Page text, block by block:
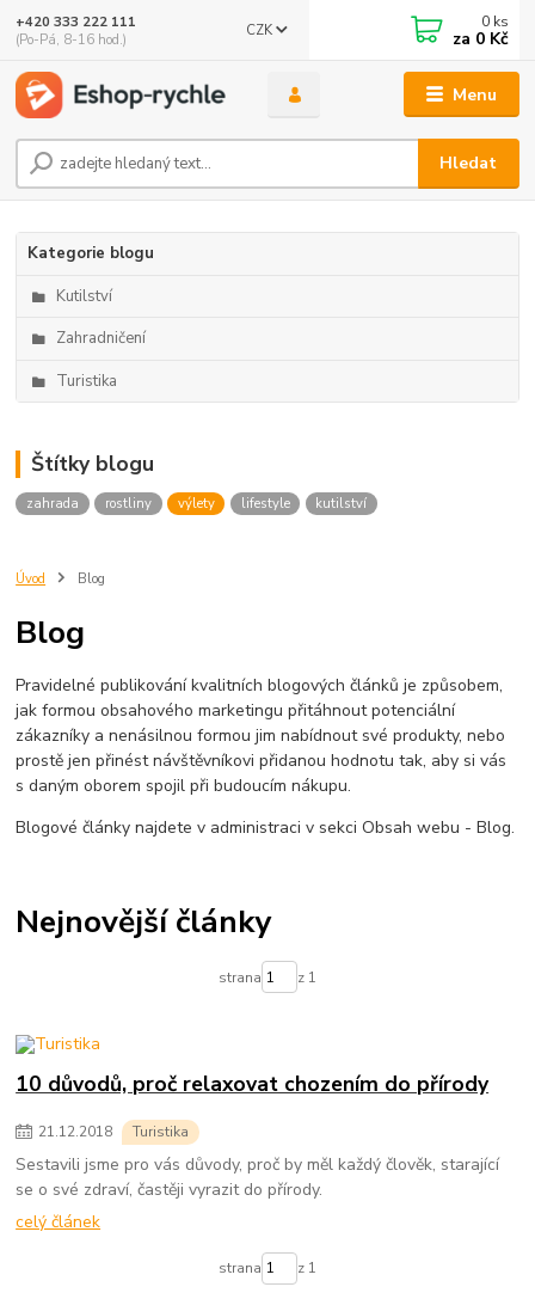
Menu
CZK
Hledat
+420 333 222 111
(Po-Pá, 8-16 hod.)
0 ks
za 0 Kč
Kategorie blogu
Kutilství
Zahradničení
Turistika
Štítky blogu
zahrada rostliny výlety lifestyle kutilství
Úvod Blog
Blog
Pravidelné publikování kvalitních blogových článků je způsobem,
jak formou obsahového marketingu přitáhnout potenciální
zákazníky a nenásilnou formou jim nabídnout své produkty, nebo
prostě jen přinést návštěvníkovi přidanou hodnotu tak, aby si vás
s daným oborem spojil při budoucím nákupu.
Blogové články najdete v administraci v sekci Obsah webu - Blog.
Nejnovější články
strana z 1
10 důvodů, proč relaxovat chozením do přírody
21.12.2018 Turistika
Sestavili jsme pro vás důvody, proč by měl každý člověk, starající
se o své zdraví, častěji vyrazit do přírody.
celý článek
strana z 1
🤖 Eshop-rychle AI Chatbot
DEMO ukázka integrace Chaterimo do platformy eshop-